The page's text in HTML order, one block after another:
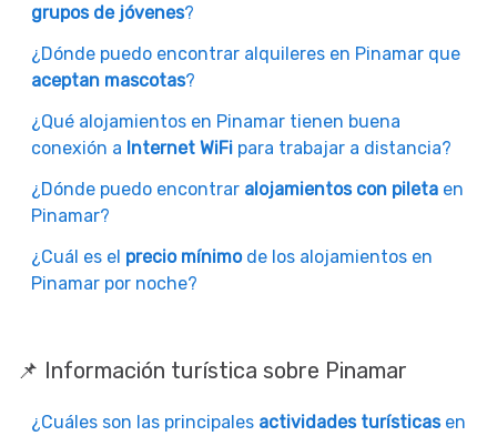
grupos de jóvenes?
¿Dónde puedo encontrar alquileres en Pinamar que
aceptan mascotas?
¿Qué alojamientos en Pinamar tienen buena
conexión a Internet WiFi para trabajar a distancia?
¿Dónde puedo encontrar alojamientos con pileta en
Pinamar?
¿Cuál es el precio mínimode los alojamientos en
Pinamar por noche?
📌 Información turística sobre Pinamar
¿Cuáles son las principales actividades turísticasen